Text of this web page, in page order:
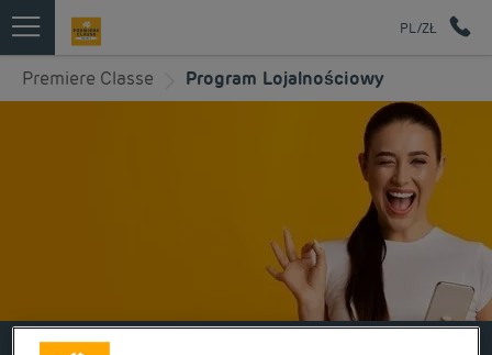
PL/ZŁ
Premiere Classe Program Lojalnościowy